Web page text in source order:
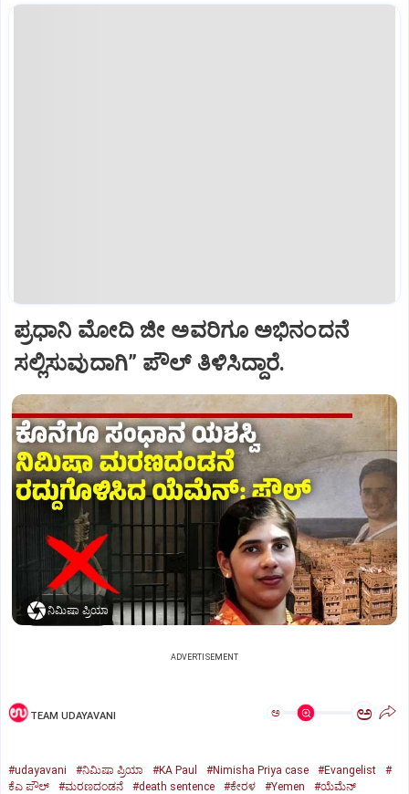
ಪ್ರಧಾನಿ ಮೋದಿ ಜೀ ಅವರಿಗೂ ಅಭಿನಂದನೆ
ಸಲ್ಲಿಸುವುದಾಗಿ” ಪೌಲ್‌ ತಿಳಿಸಿದ್ದಾರೆ.
ನಿಮಿಷಾ ಪ್ರಿಯಾ
ADVERTISEMENT
TEAM UDAYAVANI ಅ ಅ
#udayavani #ನಿಮಿಷಾ ಪ್ರಿಯಾ #KA Paul #Nimisha Priya case #Evangelist
#
ಕೆಎ ಪೌಲ್
#ಮರಣದಂಡನೆ #death sentence #ಕೇರಳ #Yemen #ಯೆಮೆನ್‌